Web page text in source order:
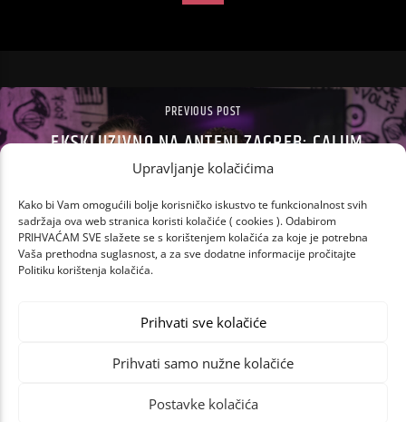
Upravljanje kolačićima
Kako bi Vam omogućili bolje korisničko iskustvo te funkcionalnost svih
sadržaja ova web stranica koristi kolačiće ( cookies ). Odabirom
PRIHVAĆAM SVE slažete se s korištenjem kolačića za koje je potrebna
Vaša prethodna suglasnost, a za sve dodatne informacije pročitajte
Politiku korištenja kolačića.
Prihvati sve kolačiće
Prihvati samo nužne kolačiće
Postavke kolačića
PREVIOUS POST
EKSKLUZIVNO NA ANTENI ZAGREB: CALUM
SCOTT “ODVALIO” NA ČVARKE I MARKA
BOŠNJAKA!